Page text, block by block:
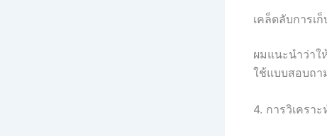
เคล็ดลับการเ
ผมแนะนำว่าใ
ใช้แบบสอบถ
4. การวิเครา